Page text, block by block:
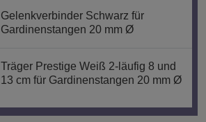
Gelenkverbinder Schwarz für
Gardinenstangen 20 mm Ø
Träger Prestige Weiß 2-läufig 8 und
13 cm für Gardinenstangen 20 mm Ø